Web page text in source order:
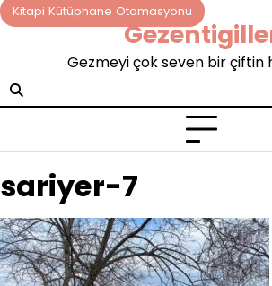
Skip
to
Kitapi Kütüphane Otomasyonu
Gezmeyi çok seven bir çiftin
sariyer-7